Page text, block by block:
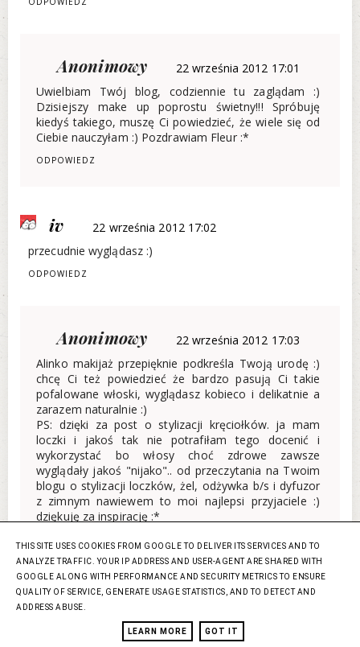
Anonimowy
22 września 2012 17:01
Uwielbiam Twój blog, codziennie tu zaglądam :)
Dzisiejszy make up poprostu świetny!!! Spróbuję
kiedyś takiego, muszę Ci powiedzieć, że wiele się od
Ciebie nauczyłam :) Pozdrawiam Fleur :*
ODPOWIEDZ
iv
22 września 2012 17:02
przecudnie wyglądasz :)
ODPOWIEDZ
Anonimowy
22 września 2012 17:03
Alinko makijaż przepięknie podkreśla Twoją urodę :)
chcę Ci też powiedzieć że bardzo pasują Ci takie
pofalowane włoski, wyglądasz kobieco i delikatnie a
zarazem naturalnie :)
PS: dzięki za post o stylizacji kręciołków. ja mam
loczki i jakoś tak nie potrafiłam tego docenić i
wykorzystać bo włosy choć zdrowe zawsze
wyglądały jakoś "nijako".. od przeczytania na Twoim
blogu o stylizacji loczków, żel, odżywka b/s i dyfuzor
z zimnym nawiewem to moi najlepsi przyjaciele :)
dziękuję za inspirację :*
Odpowiedzi
THIS SITE USES COOKIES FROM GOOGLE TO DELIVER ITS SERVICES AND TO
ANALYZE TRAFFIC. YOUR IP ADDRESS AND USER-AGENT ARE SHARED WITH
GOOGLE ALONG WITH PERFORMANCE AND SECURITY METRICS TO ENSURE
QUALITY OF SERVICE, GENERATE USAGE STATISTICS, AND TO DETECT AND
ADDRESS ABUSE.
LEARN MORE GOT IT